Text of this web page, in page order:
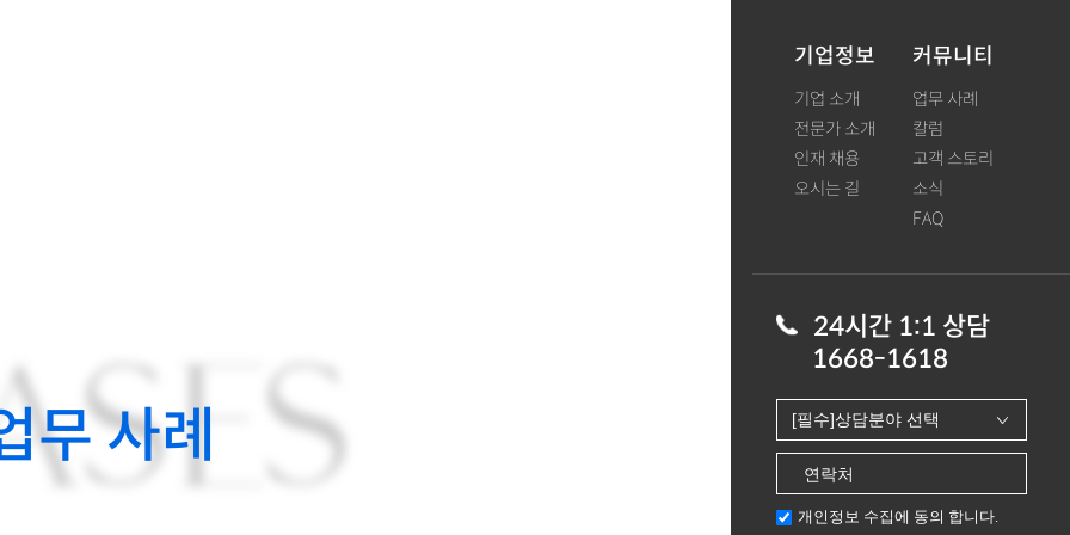
기업정보
기업 소개
전문가 소개
인재 채용
오시는 길
커뮤니티
업무 사례
칼럼
고객 스토리
소식
FAQ
24시간 1:1 상담
1668-1618
개인정보 수집에 동의 합니다.
무 사례